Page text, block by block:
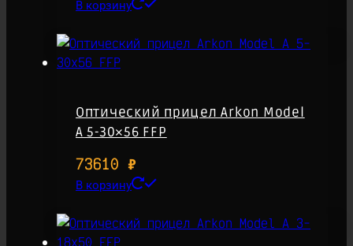
В корзину
Оптический прицел Arkon Model
A 5-30×56 FFP
73610 ₽
В корзину